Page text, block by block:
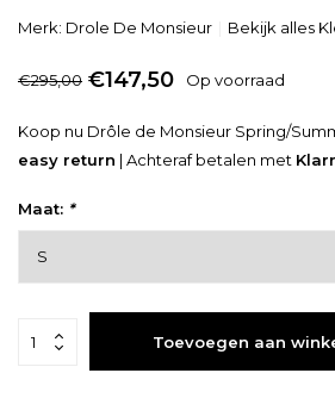
Merk: Drole De Monsieur Bekijk alles
€295,00 €147,50 Op voorraad
Koop nu Drôle de Monsieur Spring/
easy return | Achteraf betalen met
Maat: *
Toevoegen aan